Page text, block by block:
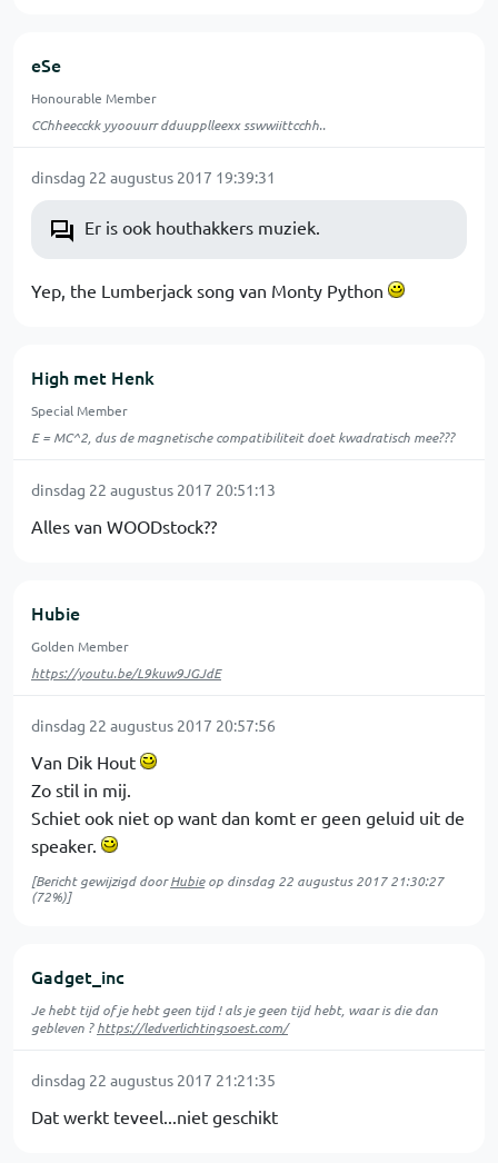
eSe
Honourable Member
CChheecckk yyoouurr dduupplleexx sswwiittcchh..
dinsdag 22 augustus 2017 19:39:31
Er is ook houthakkers muziek.
Yep, the Lumberjack song van Monty Python
High met Henk
Special Member
E = MC^2, dus de magnetische compatibiliteit doet kwadratisch mee???
dinsdag 22 augustus 2017 20:51:13
Alles van WOODstock??
Hubie
Golden Member
https://youtu.be/L9kuw9JGJdE
dinsdag 22 augustus 2017 20:57:56
Van Dik Hout
Zo stil in mij.
Schiet ook niet op want dan komt er geen geluid uit de
speaker.
[Bericht gewijzigd doorHubieop dinsdag 22 augustus 2017 21:30:27
(72%)]
Gadget_inc
Je hebt tijd of je hebt geen tijd ! als je geen tijd hebt, waar is die dan
gebleven ?https://ledverlichtingsoest.com/
dinsdag 22 augustus 2017 21:21:35
Dat werkt teveel...niet geschikt